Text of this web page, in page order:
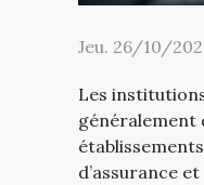
Jeu. 26/10/
Les
généralement
d’assurance